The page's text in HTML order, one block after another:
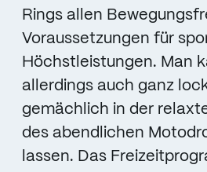
Rings allen
Voraussetzungen für
Höchstleistungen. Man
allerdings auch ganz
gemächlich in der
des abendlichen
lassen. Das